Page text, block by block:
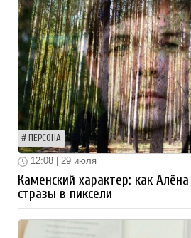
ПЕРСОНА
12:08 | 29 июля
Каменский характер: как
стразы в пиксели